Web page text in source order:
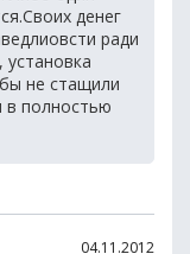
денег
ради
не стащили
в полностью
04.11.2012